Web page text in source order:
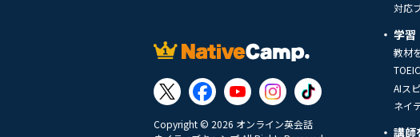
Copyright © 2026 オンライン英会話
対応
学習
教材
AIス
ネイ
講師